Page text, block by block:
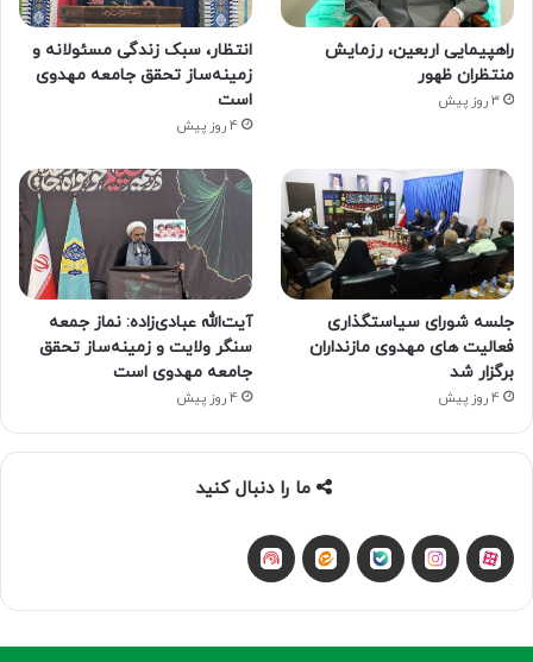
راهپیمایی اربعین، رزمایش
منتظران ظهور
3 روز پیش
انتظار، سبک زندگی مسئولانه و
زمینه‌ساز تحقق جامعه مهدوی
است
4 روز پیش
جلسه شورای سیاستگذاری
فعالیت های مهدوی مازنداران
برگزار شد
4 روز پیش
آیت‌الله عبادی‌زاده: نماز جمعه
سنگر ولایت و زمینه‌ساز تحقق
جامعه مهدوی است
4 روز پیش
ما را دنبال کنید
آپاراتاینستاگرام
بله ایتا شنوتو